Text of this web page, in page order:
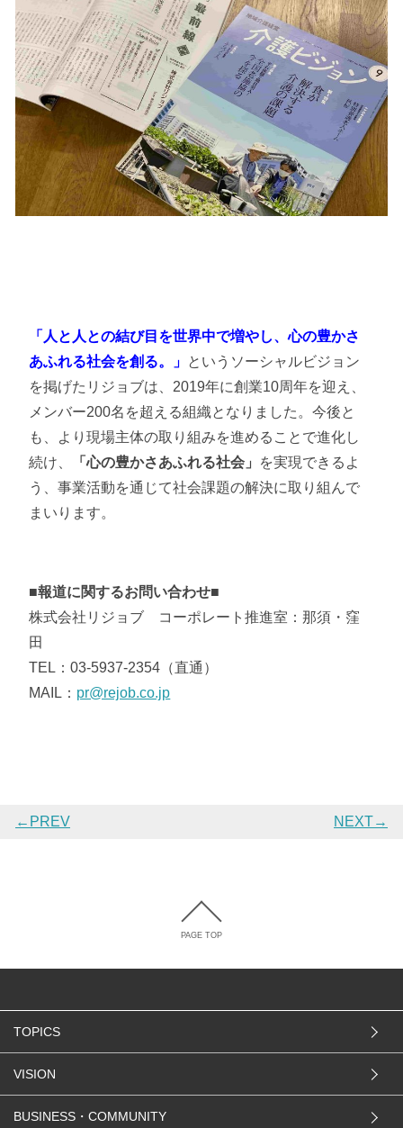
「人と人との結び目を世界中で増やし、心の豊かさ
あふれる社会を創る。」 というソーシャルビジョン
を掲げたリジョブは、2019年に創業10周年を迎え、
メンバー200名を超える組織となりました。今後と
も、より現場主体の取り組みを進めることで進化し
続け、
「心の豊かさあふれる社会」 を実現できるよ
う、事業活動を通じて社会課題の解決に取り組んで
まいります。
■報道に関するお問い合わせ■
株式会社リジョブ コーポレート推進室：那須・窪
田
TEL：03-5937-2354（直通）
MAIL： pr@rejob.co.jp
←PREV NEXT→
PAGE TOP
TOPICS
VISION
BUSINESS・COMMUNITY